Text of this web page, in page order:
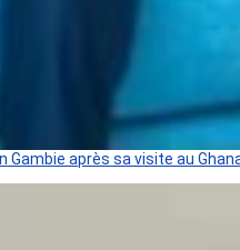
Gambie après sa visite au